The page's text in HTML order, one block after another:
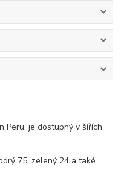
Peru, je dostupný v šířích
75, zelený 24 a také